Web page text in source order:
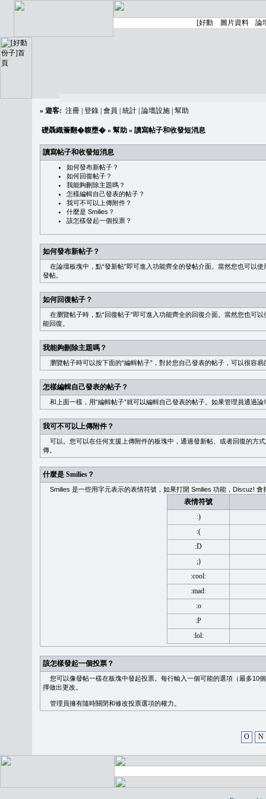
» 遊客: 注冊 登錄 會員 統計 論壇設施 幫助
礎聶織簷翻�䪖壅� » 幫助 » 讀寫帖子和收發短消息
讀寫帖子和收發短消息
如何發布新帖子？
如何回復帖子？
我能夠刪除主題嗎？
怎樣編輯自己發表的帖子？
我可不可以上傳附件？
什麼是 Smilies？
該怎樣發起一個投票？
如何發布新帖子？
在論壇板塊中，點“發新帖”即可進入功能齊全的發帖介面。當然您也可以
發帖。
如何回復帖子？
在瀏覽帖子時，點“回復帖子”即可進入功能齊全的回復介面。當然您也可
能回復。
我能夠刪除主題嗎？
瀏覽帖子時可以按下面的“編輯帖子”，對於您自己發表的帖子，可以很容
怎樣編輯自己發表的帖子？
和上面一樣，用“編輯帖子”就可以編輯自己發表的帖子。如果管理員通過
我可不可以上傳附件？
可以。您可以在任何支援上傳附件的板塊中，通過發新帖、或者回復的方
傳。
什麼是 Smilies？
Smilies 是一些用字元表示的表情符號，如果打開 Smilies 功能，Discuz!
表情符號
:)
:(
:D
;)
:cool:
:mad:
:o
:P
:lol:
該怎樣發起一個投票？
您可以像發帖一樣在板塊中發起投票。每行輸入一個可能的選項（最多10
擇做出更改。
管理員擁有隨時關閉和修改投票選項的權力。
O N